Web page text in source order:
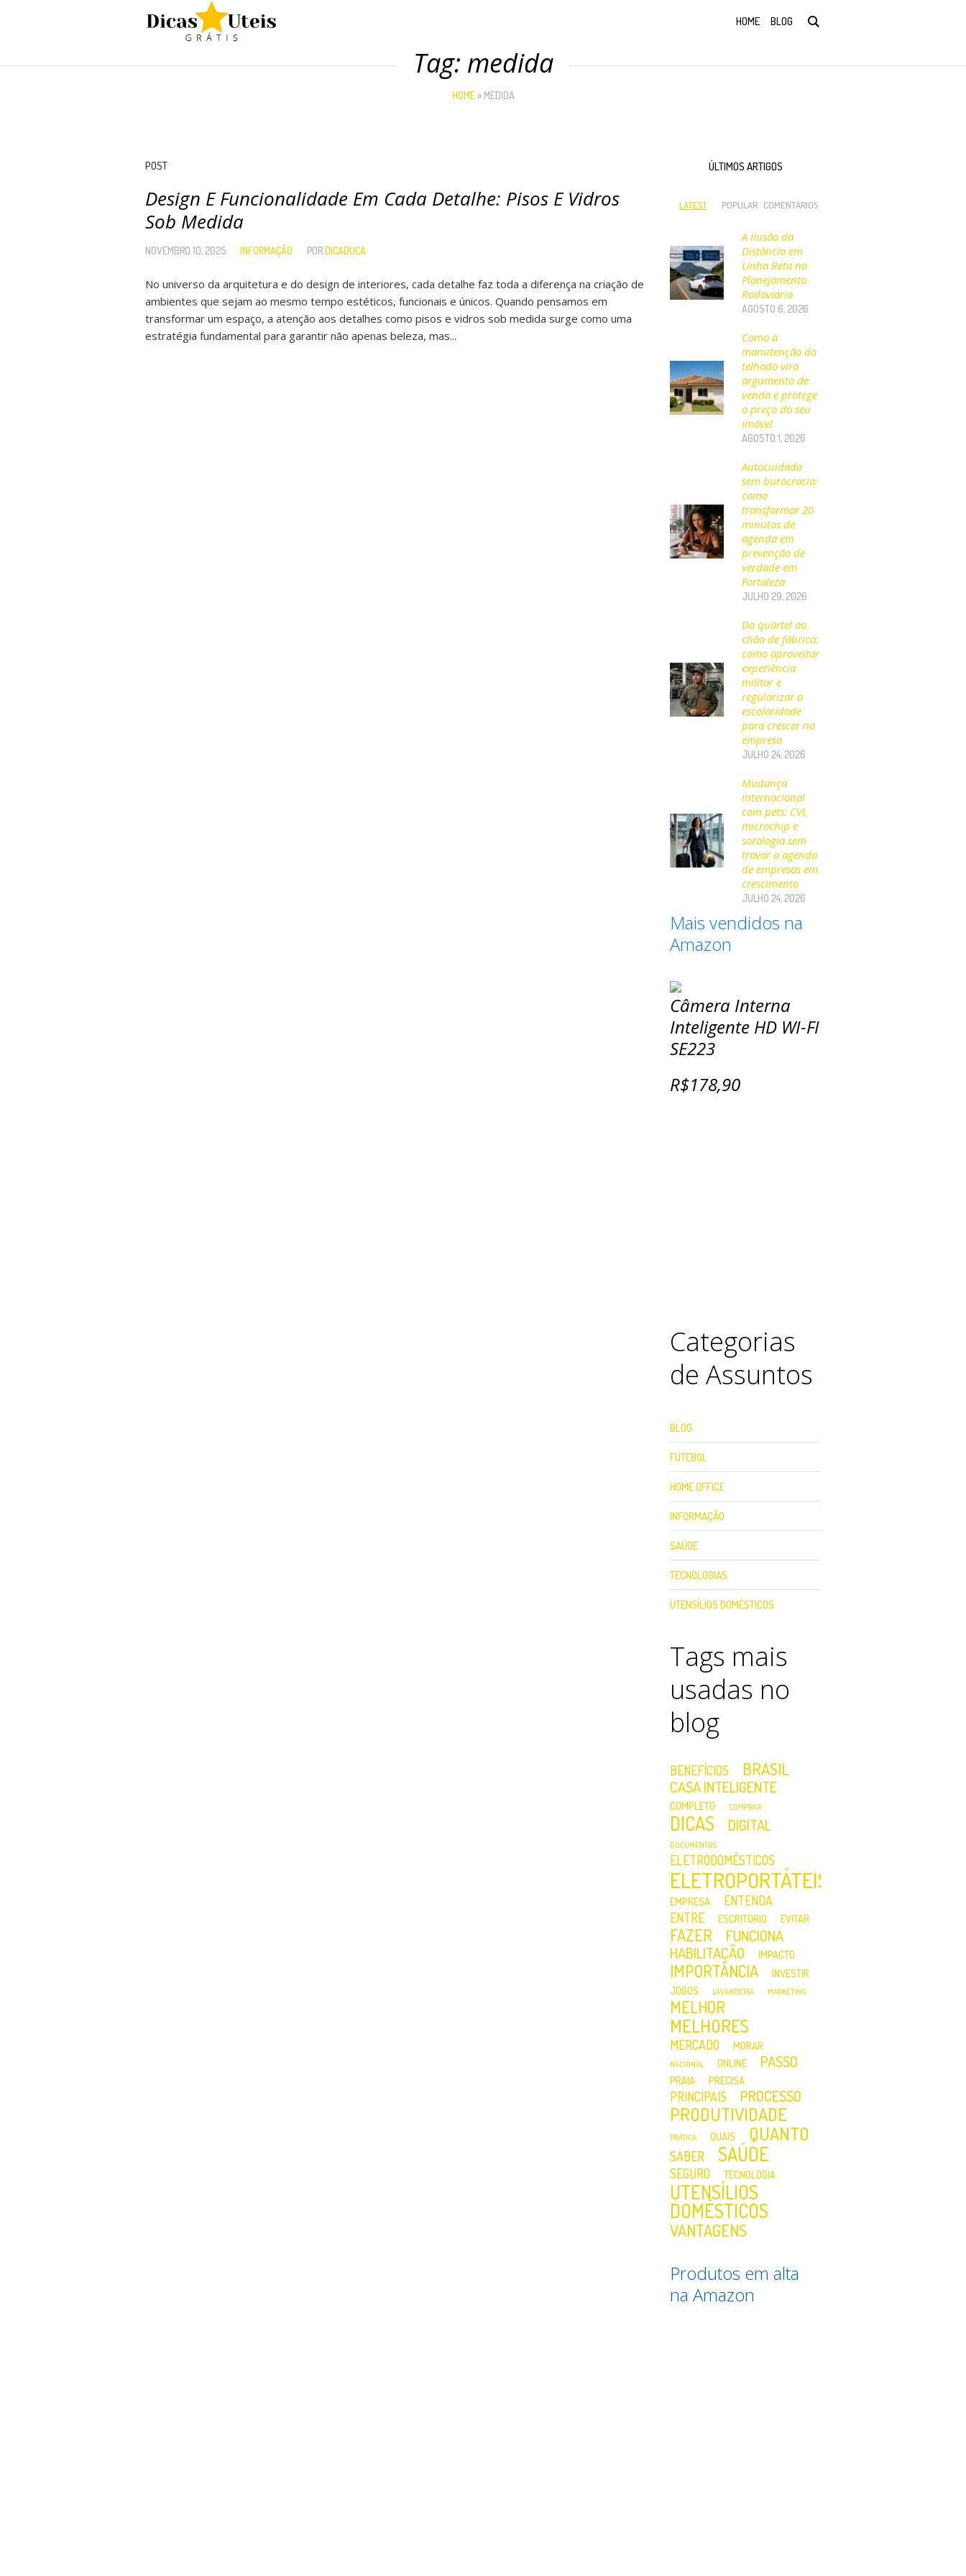
HOME BLOG
Tag: medida
HOME» MEDIDA
POST
Design E Funcionalidade Em Cada Detalhe: Pisos E Vidros
Sob Medida
NOVEMBRO 10, 2025 INFORMAÇÃO PORDICADUCA
No universo da arquitetura e do design de interiores, cada detalhe faz toda a diferença na criação de
ambientes que sejam ao mesmo tempo estéticos, funcionais e únicos. Quando pensamos em
transformar um espaço, a atenção aos detalhes como pisos e vidros sob medida surge como uma
estratégia fundamental para garantir não apenas beleza, mas...
ÚLTIMOS ARTIGOS
LATEST POPULAR COMENTÁRIOS
A Ilusão da
Distância em
Linha Reta no
Planejamento
Rodoviário
AGOSTO 6, 2026
Como a
manutenção do
telhado vira
argumento de
venda e protege
o preço do seu
imóvel
AGOSTO 1, 2026
Autocuidado
sem burocracia:
como
transformar 20
minutos de
agenda em
prevenção de
verdade em
Fortaleza
JULHO 29, 2026
Do quartel ao
chão de fábrica:
como aproveitar
experiência
militar e
regularizar a
escolaridade
para crescer na
empresa
JULHO 24, 2026
Mudança
internacional
com pets: CVI,
microchip e
sorologia sem
travar a agenda
de empresas em
crescimento
JULHO 24, 2026
Mais vendidos na
Amazon
Câmera Interna
Inteligente HD WI-FI
SE223
R$178,90
Categorias
de Assuntos
BLOG
FUTEBOL
HOME OFFICE
INFORMAÇÃO
SAÚDE
TECNOLOGIAS
UTENSÍLIOS DOMÉSTICOS
Tags mais
usadas no
blog
BENEFÍCIOS BRASIL
CASA INTELIGENTE
COMPLETO COMPRAR
DICAS DIGITAL
DOCUMENTOS
ELETRODOMÉSTICOS
ELETROPORTÁTEIS
EMPRESA
ENTENDA
ENTRE
ESCRITÓRIO EVITAR
FAZER
FUNCIONA
HABILITAÇÃO
IMPACTO
IMPORTÂNCIA
INVESTIR
JOGOS
LAVANDERIA MARKETING
MELHOR
MELHORES
MERCADO MORAR
NACIONAL ONLINE PASSO
PRAIA PRECISA
PRINCIPAIS PROCESSO
PRODUTIVIDADE
PRÁTICA QUAIS QUANTO
SABER SAÚDE
SEGURO TECNOLOGIA
UTENSÍLIOS
DOMÉSTICOS
VANTAGENS
Produtos em alta
na Amazon